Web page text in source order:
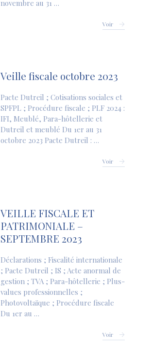
novembre au 31 …
Voir
Veille fiscale octobre 2023
Pacte Dutreil ; Cotisations sociales et
SPFPL ; Procédure fiscale ; PLF 2024 :
IFI, Meublé, Para-hôtellerie et
Dutreil et meublé Du 1er au 31
octobre 2023 Pacte Dutreil : …
Voir
VEILLE FISCALE ET
PATRIMONIALE –
SEPTEMBRE 2023
Déclarations ; Fiscalité internationale
; Pacte Dutreil ; IS ; Acte anormal de
gestion ; TVA ; Para-hôtellerie ; Plus-
values professionnelles ;
Photovoltaïque ; Procédure fiscale
Du 1er au …
Voir